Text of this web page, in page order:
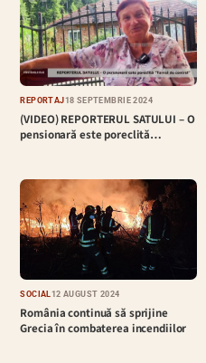
REPORTAJ18 SEPTEMBRIE 2024
(VIDEO) REPORTERUL SATULUI – O
pensionară este poreclită…
SOCIAL 12 AUGUST 2024
România continuă să sprijine
Grecia în combaterea incendiilor